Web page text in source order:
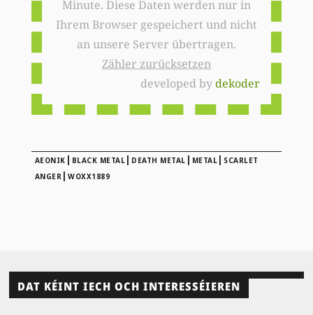
Minute. Diese Daten werden nur in
Ihrem Browser gespeichert und nicht
an unsere Server übertragen.
Zähler zurücksetzen
developed bydekoder
AEONIK | BLACK METAL | DEATH METAL | METAL | SCARLET
ANGER |WOXX1889
DAT KÉINT IECH OCH INTERESSÉIEREN